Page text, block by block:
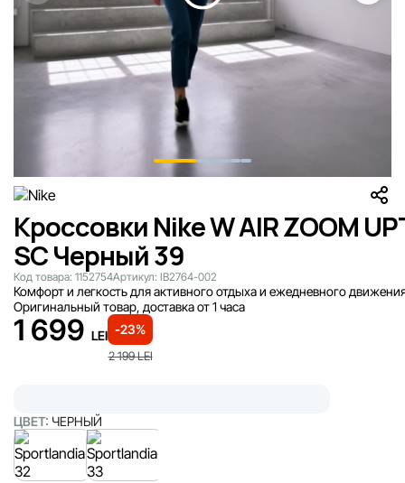
Кроссовки Nike W AIR ZOOM
SC Черный 39
Код товара: 1152754Артикул: IB2764-002
Комфорт и легкость для активного отдыха и ежедневного
Оригинальный товар, доставка от 1 часа
-23%
2 199LEI
1 699 LEI
ЦВЕТ: ЧЕРНЫЙ